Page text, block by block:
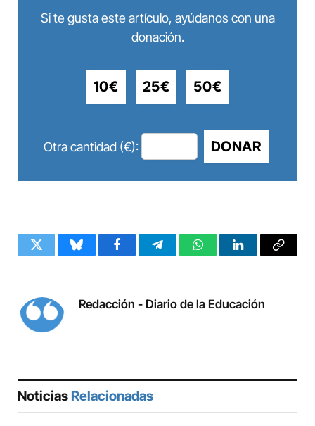
Si te gusta este artículo, ayúdanos con una
donación.
10€ 25€ 50€
Otra cantidad (€): DONAR
Twitter BlueskyFacebookTelegramWhatsAppLinkedInCopy
Redacción - Diario de la Educación
Noticias Relacionadas